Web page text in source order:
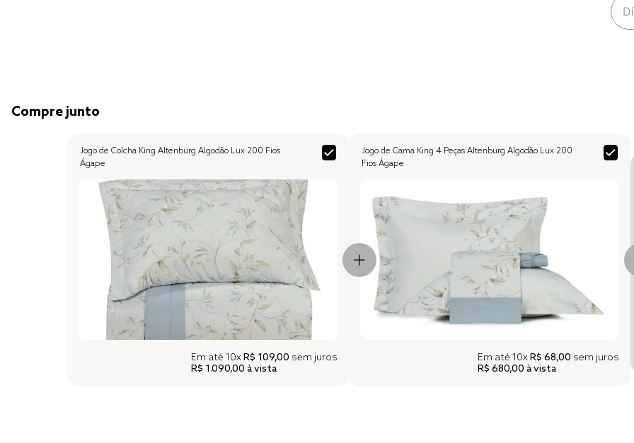
Compre junto
Jogo de Colcha King Altenburg Algodão Lux 200 Fios
Ágape
Em até 10xR$ 109,00 sem juros
R$ 1.090,00 à vista
Jogo de Cama King 4 Peças Altenburg Algodão Lux 200
Fios Ágape
Em até 10xR$ 68,00 sem juros
R$ 680,00 à vista